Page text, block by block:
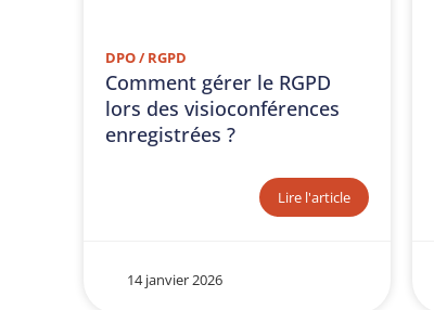
DPO / RGPD
Comment gérer le RGPD
lors des visioconférences
enregistrées ?
Lire l'article
14 janvier 2026